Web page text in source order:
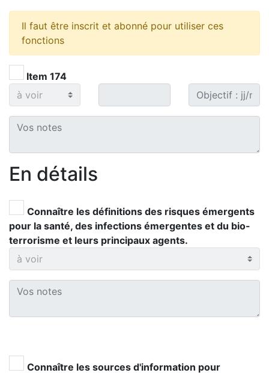
Il faut être inscrit et abonné pour utiliser ces
fonctions
Item 174
En détails
Connaître les définitions des risques émergents
pour la santé, des infections émergentes et du bio-
terrorisme et leurs principaux agents.
Connaître les sources d'information pour